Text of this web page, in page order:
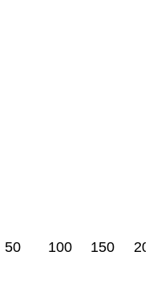
50 100 150